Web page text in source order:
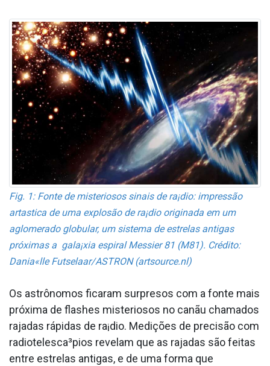
Fig. 1: Fonte de misteriosos sinais de ra¡dio: impressão
arta­stica de uma explosão de ra¡dio originada em um
aglomerado globular, um sistema de estrelas antigas
próximas a gala¡xia espiral Messier 81 (M81). Crédito:
Dania«lle Futselaar/ASTRON (artsource.nl)
Os astrônomos ficaram surpresos com a fonte mais
próxima de flashes misteriosos no canãu chamados
rajadas rápidas de ra¡dio. Medições de precisão com
radiotelesca³pios revelam que as rajadas são feitas
entre estrelas antigas, e de uma forma que